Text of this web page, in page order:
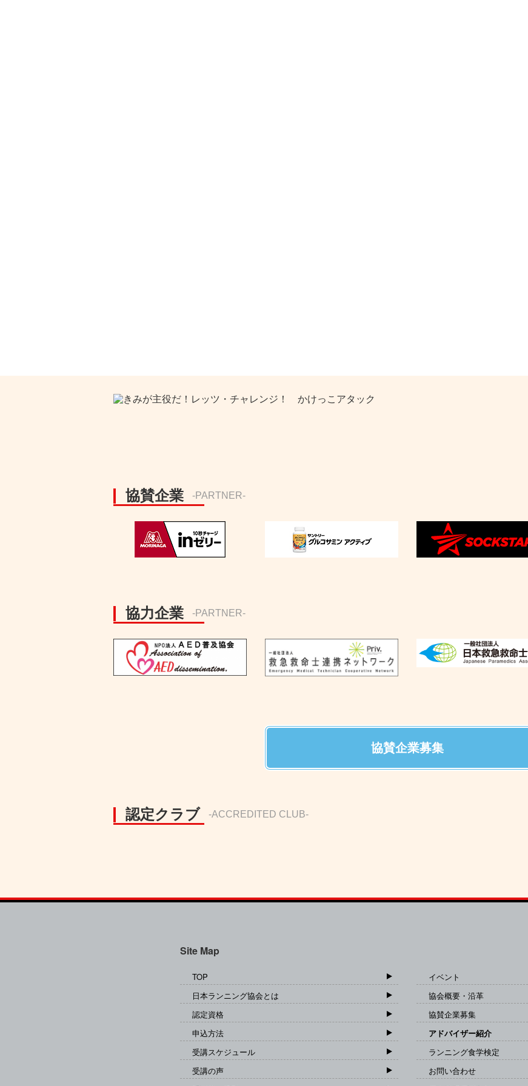
協賛企業 -PARTNER-
協力企業 -PARTNER-
協賛企業募集
認定クラブ -ACCREDITED CLUB-
Site Map
TOP
日本ランニング協会とは
認定資格
申込方法
受講スケジュール
受講の声
イベント
協会概要・沿革
協賛企業募集
アドバイザー紹介
ランニング食学検定
お問い合わせ